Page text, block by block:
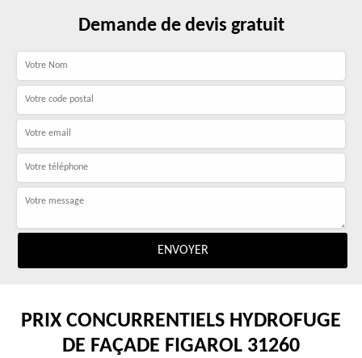
Demande de devis gratuit
PRIX CONCURRENTIELS HYDROFUGE
DE FAÇADE FIGAROL 31260